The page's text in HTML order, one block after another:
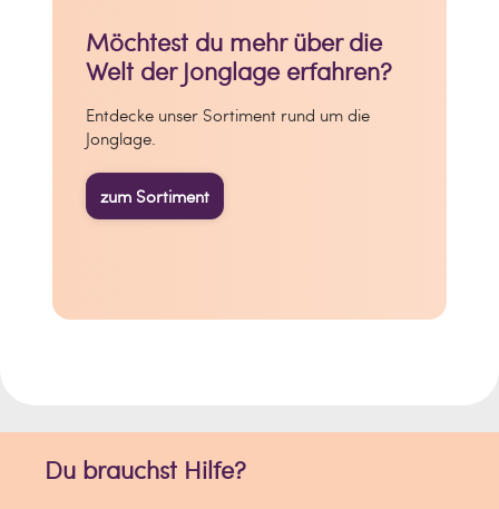
Möchtest du mehr über die
Welt der Jonglage erfahren?
Entdecke unser Sortiment rund um die
Jonglage.
zum Sortiment
Du brauchst Hilfe?